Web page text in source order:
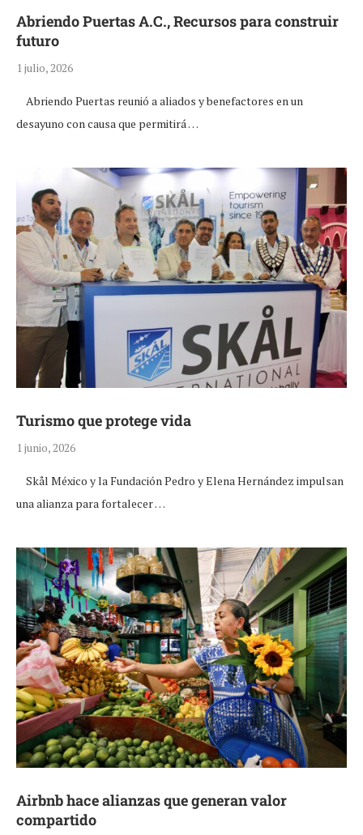
Abriendo Puertas A.C., Recursos para construir
futuro
1 julio, 2026
Abriendo Puertas reunió a aliados y benefactores en un
desayuno con causa que permitirá …
Turismo que protege vida
1 junio, 2026
Skål México y la Fundación Pedro y Elena Hernández impulsan
una alianza para fortalecer …
Airbnb hace alianzas que generan valor
compartido